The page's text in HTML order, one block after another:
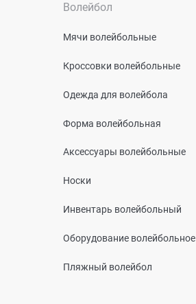
Волейбол
Мячи волейбольные
Кроссовки волейбольные
Одежда для волейбола
Форма волейбольная
Аксессуары волейбольные
Носки
Инвентарь волейбольный
Оборудование волейбольное
Пляжный волейбол